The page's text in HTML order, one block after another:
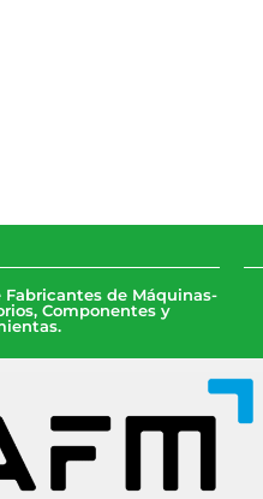
de Máquinas-
Componentes y